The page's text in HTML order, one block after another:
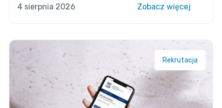
4 sierpnia 2026 Zobacz więcej
Rekrutacja